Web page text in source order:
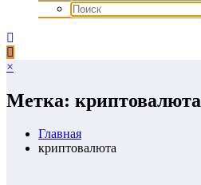
×
Метка: криптовалюта
Главная
криптовалюта